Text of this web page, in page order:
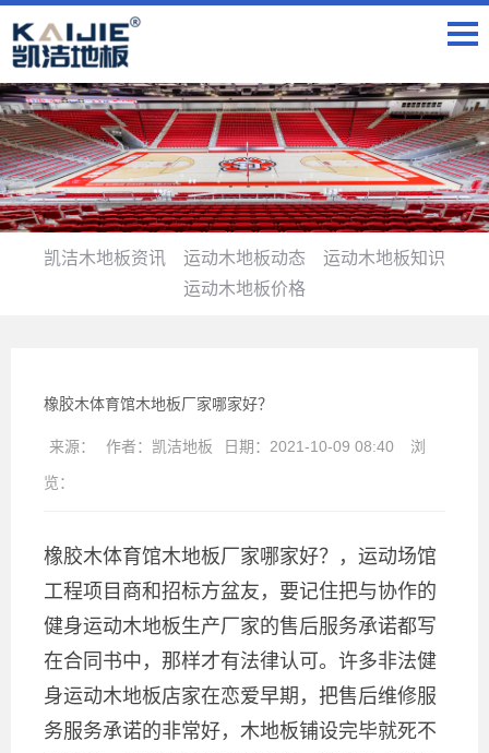
凯洁木地板资讯 运动木地板动态
运动木地板知识
运动木地板价格
橡胶木体育馆木地板厂家哪家好？
来源： 作者： 凯洁地板 日期： 2021-10-09 08:40 浏
览：
橡胶木体育馆木地板厂家哪家好？，运动场馆
工程项目商和招标方盆友，要记住把与协作的
健身运动木地板生产厂家的售后服务承诺都写
在合同书中，那样才有法律认可。许多非法健
身运动木地板店家在恋爱早期，把售后维修服
务服务承诺的非常好，木地板铺设完毕就死不